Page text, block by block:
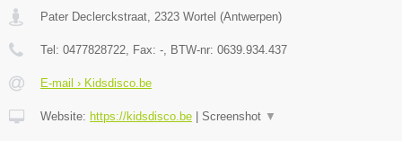
Pater Declerckstraat, 2323 Wortel (Antwerpen)
Tel: 0477828722, Fax: -, BTW-nr: 0639.934.437
E-mail › Kidsdisco.be
Website: https://kidsdisco.be Screenshot ▼